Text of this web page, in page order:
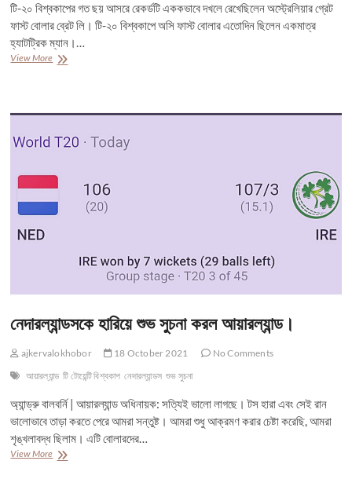
টি-২০ বিশ্বকাপের গত ছয় আসরে রেকর্ডটি এককভাবে দখলে রেখেছিলেন অস্ট্রেলিয়ার গ্রেট
ফাস্ট বোলার ব্রেট লি। টি-২০ বিশ্বকাপে অসি ফাস্ট বোলার এতোদিন ছিলেন একমাত্র
হ্যাটট্রিক ম্যান।…
View More৪
নেদারল্যান্ডসকে হারিয়ে শুভ সুচনা করল আয়ারল্যান্ড।
ajkervalokhobor 18 October 2021
No Comments
আয়ারল্যান্ড টি টোয়েন্টি বিশ্বকাপ নেদারল্যান্ডস শুভ সুচনা
অ্যান্ড্রু বালবর্নি | আয়ারল্যান্ড অধিনায়ক: সত্যিই ভালো লাগছে। টস হারা এবং সেই রান
ভালোভাবে তাড়া করতে পেরে আমরা সন্তুষ্ট। আমরা শুধু আক্রমণ করার চেষ্টা করেছি, আমরা
শৃঙ্খলাবদ্ধ ছিলাম। এটি বোলারদের…
View Moreনেদারল্যান্ডসকে